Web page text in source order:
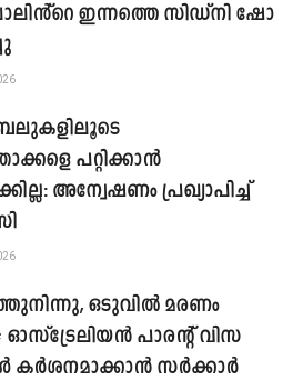
ഇന്നത്തെ സിഡ്നി ഷോ
പറ്റിക്കാൻ
അന്വേഷണം പ്രഖ്യാപിച്ച്
ഒടുവിൽ മരണം
ഓസ്‌ട്രേലിയൻ പാരന്റ് വിസ
കർശനമാക്കാൻ സർക്കാർ